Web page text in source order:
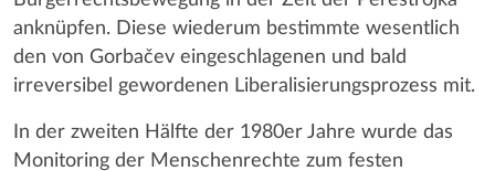
anknüpfen. Diese wiederum bestimmte wesentlich
den von Gorbačev eingeschlagenen und bald
irreversibel gewordenen Liberalisierungsprozess mit.
In der zweiten Hälfte der 1980er Jahre wurde das
Monitoring der Menschenrechte zum festen